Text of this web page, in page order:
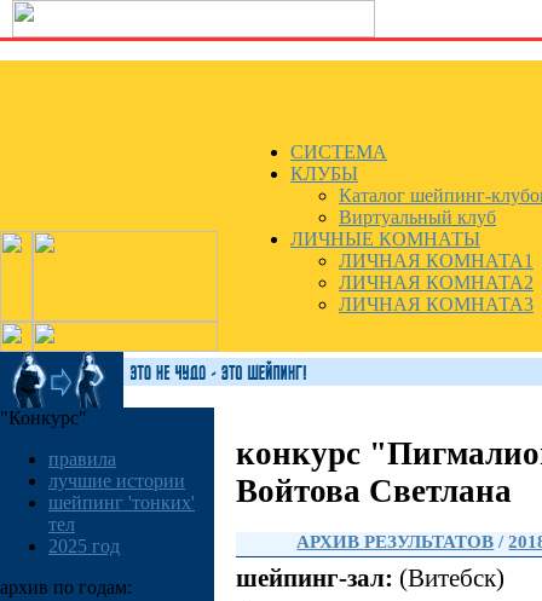
СИСТЕМА
КЛУБЫ
Каталог шейпинг-
Виртуальный клуб
ЛИЧНЫЕ КОМНАТЫ
ЛИЧНАЯ КОМНАТА1
ЛИЧНАЯ КОМНАТА2
ЛИЧНАЯ КОМНАТА3
"Конкурс"
правила
лучшие истории
шейпинг 'тонких'
тел
2025 год
архив по годам:
конкурс
Войтова Светлана
АРХИВ РЕЗУЛЬТАТОВ /
шейпинг-зал: (Витебск)